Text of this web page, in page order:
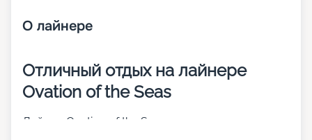
О лайнере
Отличный отдых на лайнере
Ovation of the Seas
Лайнер Ovation of the Seas – третье судно класса